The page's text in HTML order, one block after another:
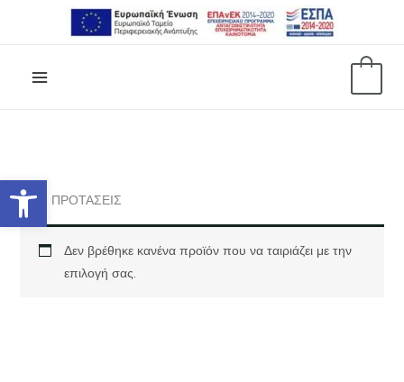
Ανοίξτε τη γραμμή εργαλείων
HOT ΠΡΟΤΑΣΕΙΣ
Δεν βρέθηκε κανένα προϊόν που να ταιριάζει με την
επιλογή σας.